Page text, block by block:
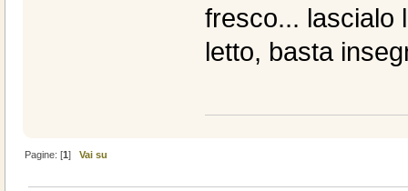
fresco... lascialo
letto, basta
Pagine: [1]Vai su